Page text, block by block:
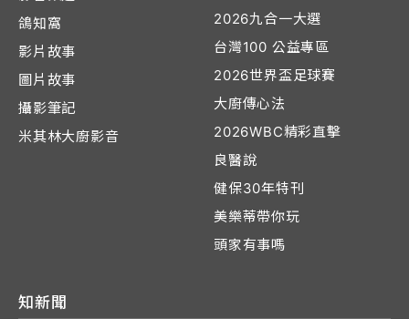
鴿知窩
影片故事
圖片故事
攝影筆記
米其林大廚影音
2026九合一大選
台灣100 公益專區
2026世界盃足球賽
大廚傳心法
2026WBC精彩直擊
良醫說
健保30年特刊
美樂蒂帶你玩
頭家有事嗎
知新聞